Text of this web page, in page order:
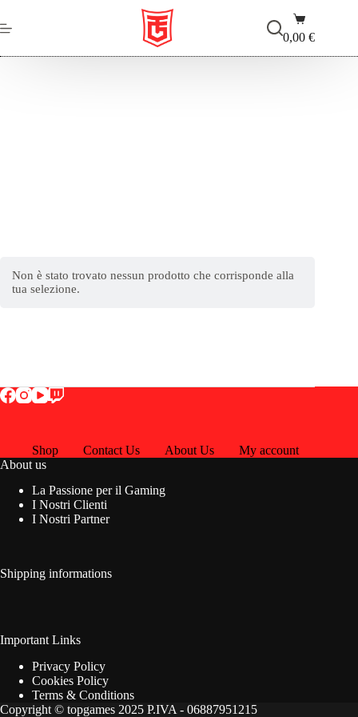
al
contenuto
Carrello
0,00€
Non è stato trovato nessun prodotto che corrisponde alla
tua selezione.
Shop Contact Us About Us
My account
About us
La Passione per il Gaming
I Nostri Clienti
I Nostri Partner
Shipping informations
Important Links
Privacy Policy
Cookies Policy
Terms & Conditions
Copyright © topgames 2025 P.IVA - 06887951215